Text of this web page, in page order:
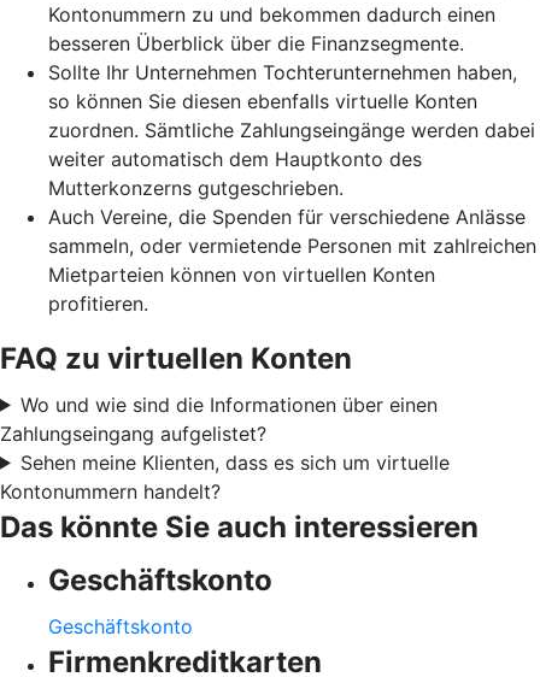
Kontonummern zu und bekommen dadurch einen
besseren Überblick über die Finanzsegmente.
Sollte Ihr Unternehmen Tochterunternehmen haben,
so können Sie diesen ebenfalls virtuelle Konten
zuordnen. Sämtliche Zahlungseingänge werden dabei
weiter automatisch dem Hauptkonto des
Mutterkonzerns gutgeschrieben.
Auch Vereine, die Spenden für verschiedene Anlässe
sammeln, oder vermietende Personen mit zahlreichen
Mietparteien können von virtuellen Konten
profitieren.
FAQ zu virtuellen Konten
Wo und wie sind die Informationen über einen
Zahlungseingang aufgelistet?
Sehen meine Klienten, dass es sich um virtuelle
Kontonummern handelt?
Das könnte Sie auch interessieren
Geschäftskonto
Geschäftskonto
Firmenkreditkarten